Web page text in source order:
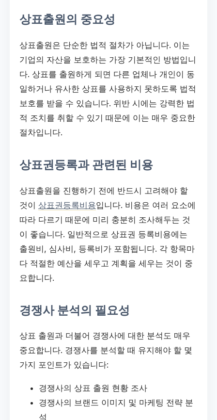
상표출원의 중요성
상표출원은 단순한 법적 절차가 아닙니다. 이는
기업의 자산을 보호하는 가장 기본적인 방법입니
다. 상표를 출원하게 되면 다른 업체나 개인이 동
일하거나 유사한 상표를 사용하지 못하도록 법적
보호를 받을 수 있습니다. 위반 시에는 강력한 법
적 조치를 취할 수 있기 때문에 이는 매우 중요한
절차입니다.
상표권등록과 관련된 비용
상표출원을 진행하기 전에 반드시 고려해야 할
것이 상표권등록비용입니다. 비용은 여러 요소에
따라 다르기 때문에 미리 충분히 조사해두는 것
이 좋습니다. 일반적으로 상표권 등록비용에는
출원비, 심사비, 등록비가 포함됩니다. 각 항목마
다 적절한 예산을 세우고 계획을 세우는 것이 중
요합니다.
경쟁사 분석의 필요성
상표 출원과 더불어 경쟁사에 대한 분석도 매우
중요합니다. 경쟁사를 분석할 때 유지해야 할 몇
가지 포인트가 있습니다:
경쟁사의 상표 출원 현황 조사
경쟁사의 브랜드 이미지 및 마케팅 전략 분
석